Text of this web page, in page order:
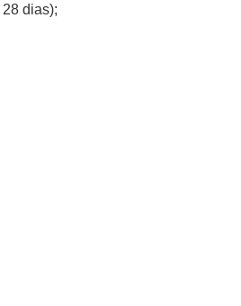
dias);